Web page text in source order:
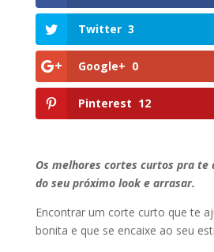
Twitter 3
Google+ 0
Pinterest 12
Os melhores cortes curtos pra te
do seu próximo look e arrasar.
Encontrar um corte curto que te
bonita e que se encaixe ao seu